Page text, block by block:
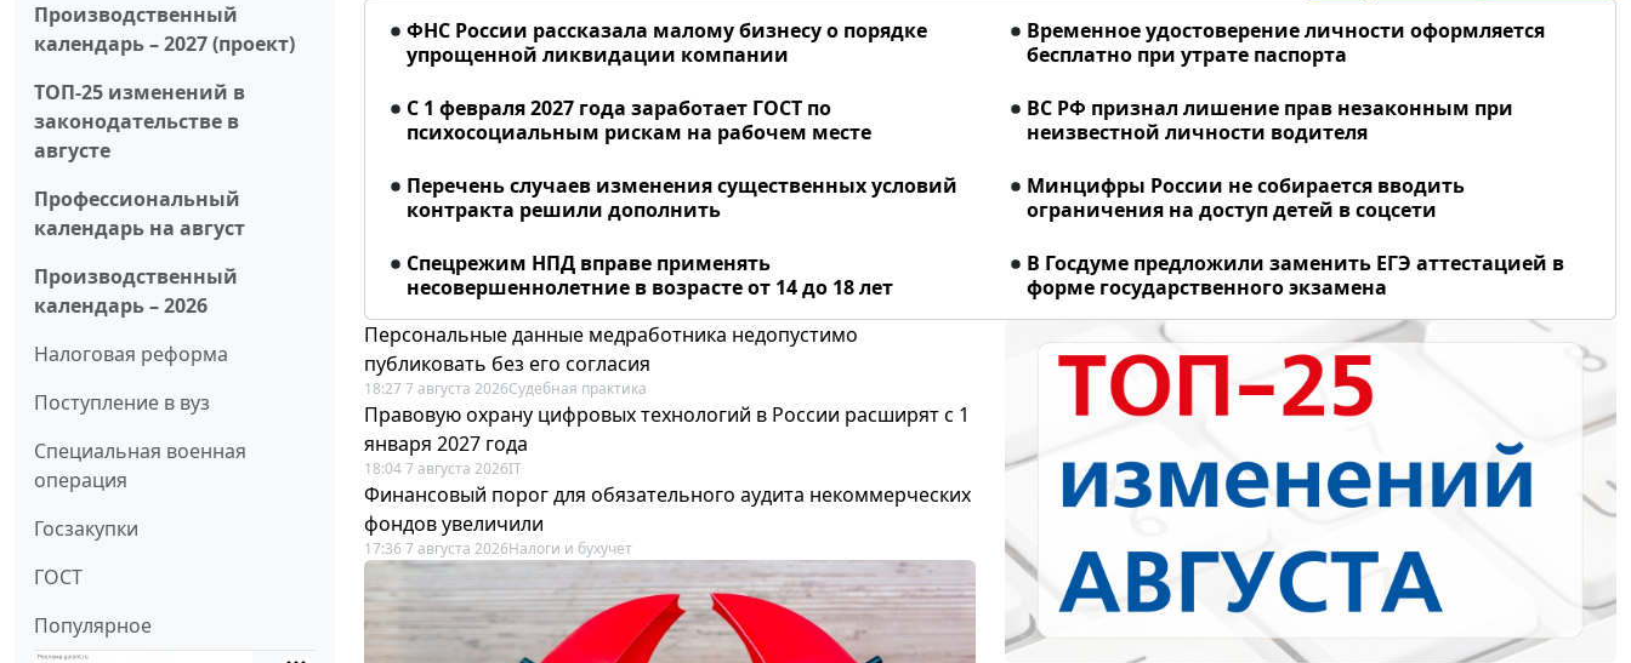
Производственный
календарь – 2027 (проект)
ТОП-25 изменений в
законодательстве в
августе
Профессиональный
календарь на август
Производственный
календарь – 2026
Налоговая реформа
Поступление в вуз
Специальная военная
операция
Госзакупки
ГОСТ
Популярное
ФНС России рассказала малому бизнесу о порядке
упрощенной ликвидации компании
Временное удостоверение личности оформляется
бесплатно при утрате паспорта
С 1 февраля 2027 года заработает ГОСТ по
психосоциальным рискам на рабочем месте
ВС РФ признал лишение прав незаконным при
неизвестной личности водителя
Перечень случаев изменения существенных условий
контракта решили дополнить
Минцифры России не собирается вводить
ограничения на доступ детей в соцсети
Спецрежим НПД вправе применять
несовершеннолетние в возрасте от 14 до 18 лет
В Госдуме предложили заменить ЕГЭ аттестацией в
форме государственного экзамена
Персональные данные медработника недопустимо
публиковать без его согласия
18:27 7 августа 2026Судебная практика
Правовую охрану цифровых технологий в России расширят с 1
января 2027 года
18:04 7 августа 2026IT
Финансовый порог для обязательного аудита некоммерческих
фондов увеличили
17:36 7 августа 2026Налоги и бухучет